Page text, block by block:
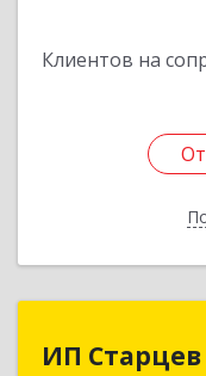
Клиентов на
ИП
ИП